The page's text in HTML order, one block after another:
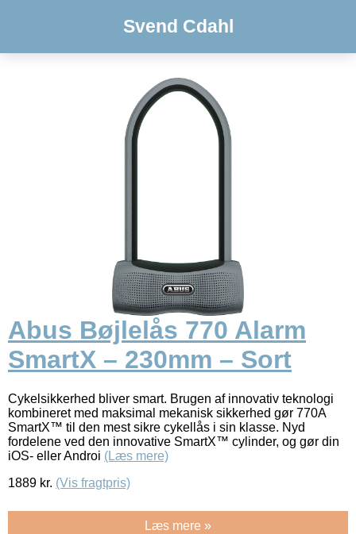
Svend Cdahl
Abus Bøjlelås 770 Alarm
SmartX – 230mm – Sort
Cykelsikkerhed bliver smart. Brugen af innovativ teknologi
kombineret med maksimal mekanisk sikkerhed gør 770A
SmartX™ til den mest sikre cykellås i sin klasse. Nyd
fordelene ved den innovative SmartX™ cylinder, og gør din
iOS- eller Androi (Læs mere)
1889 kr. (Vis fragtpris)
Læs mere »